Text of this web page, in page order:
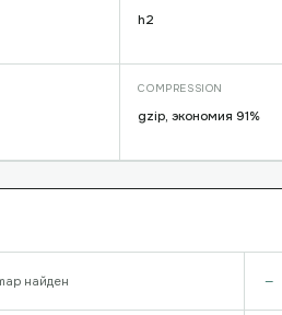
h2
COMPRESSION
gzip, экономия 91%
найден